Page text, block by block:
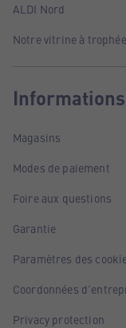
ALDI Nord
Notre vitrine à
Informations
Magasins
Modes de paiement
Foire aux questions
Garantie
Paramètres des
Coordonnées
Privacy protection